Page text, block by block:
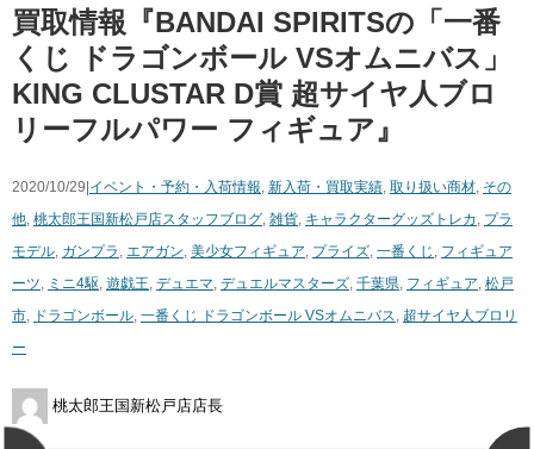
買取情報『BANDAI ​SPIRITSの「一番
くじ ​ドラゴンボール ​VSオムニバス」 ​
KING ​CLUSTAR ​D賞 超サイヤ人ブロ
リーフルパワー ​フィギュア』
2020/10/29| イベント・予約・入荷情報, 新入荷・買取実績, 取り扱い商材, その
他, 桃太郎王国新松戸店スタッフブログ, 雑貨, キャラクターグッズ トレカ , プラ
モデル, ガンプラ , エアガン, 美少女フィギュア, プライズ, 一番くじ , フィギュア
ーツ, ミニ4駆, 遊戯王, デュエマ, デュエルマスターズ, 千葉県, フィギュア, 松戸
市, ドラゴンボール, 一番くじ ​ドラゴンボール ​VSオムニバス, 超サイヤ人ブロリ
ー
桃太郎王国新松戸店店長